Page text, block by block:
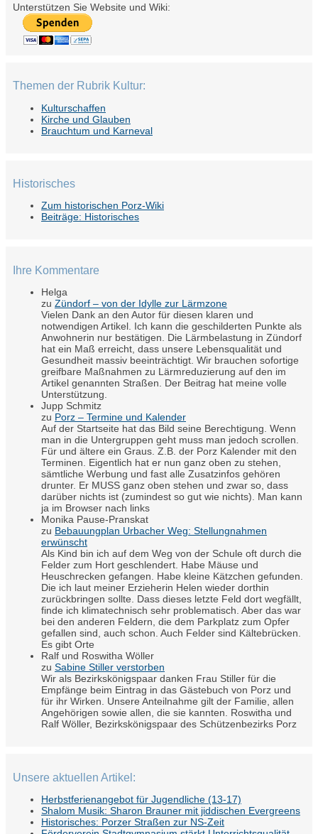
Unterstützen Sie Website und Wiki:
Themen der Rubrik Kultur:
Kulturschaffen
Kirche und Glauben
Brauchtum und Karneval
Historisches
Zum historischen Porz-Wiki
Beiträge: Historisches
Ihre Kommentare
Helga
zu Zündorf – von der Idylle zur Lärmzone
Vielen Dank an den Autor für diesen klaren und
notwendigen Artikel. Ich kann die geschilderten Punkte als
Anwohnerin nur bestätigen. Die Lärmbelastung in Zündorf
hat ein Maß erreicht, dass unsere Lebensqualität und
Gesundheit massiv beeinträchtigt. Wir brauchen sofortige
greifbare Maßnahmen zu Lärmreduzierung auf den im
Artikel genannten Straßen. Der Beitrag hat meine volle
Unterstützung.
Jupp Schmitz
zu Porz – Termine und Kalender
Auf der Startseite hat das Bild seine Berechtigung. Wenn
man in die Untergruppen geht muss man jedoch scrollen.
Für und ältere ein Graus. Z.B. der Porz Kalender mit den
Terminen. Eigentlich hat er nun ganz oben zu stehen,
sämtliche Werbung und fast alle Zusatzinfos gehören
drunter. Er MUSS ganz oben stehen und zwar so, dass
darüber nichts ist (zumindest so gut wie nichts). Man kann
ja im Browser nach links
Monika Pause-Pranskat
zu Bebauungplan Urbacher Weg: Stellungnahmen
erwünscht
Als Kind bin ich auf dem Weg von der Schule oft durch die
Felder zum Hort geschlendert. Habe Mäuse und
Heuschrecken gefangen. Habe kleine Kätzchen gefunden.
Die ich laut meiner Erzieherin Helen wieder dorthin
zurückbringen sollte. Dass dieses letzte Feld dort wegfällt,
finde ich klimatechnisch sehr problematisch. Aber das war
bei den anderen Feldern, die dem Parkplatz zum Opfer
gefallen sind, auch schon. Auch Felder sind Kältebrücken.
Es gibt Orte
Ralf und Roswitha Wöller
zu Sabine Stiller verstorben
Wir als Bezirkskönigspaar danken Frau Stiller für die
Empfänge beim Eintrag in das Gästebuch von Porz und
für ihr Wirken. Unsere Anteilnahme gilt der Familie, allen
Angehörigen sowie allen, die sie kannten. Roswitha und
Ralf Wöller, Bezirkskönigspaar des Schützenbezirks Porz
Unsere aktuellen Artikel:
Herbstferienangebot für Jugendliche (13-17)
Shalom Musik: Sharon Brauner mit jiddischen Evergreens
Historisches: Porzer Straßen zur NS-Zeit